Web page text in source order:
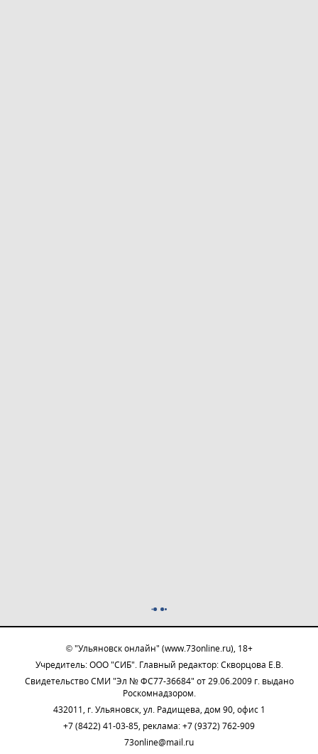
© "Ульяновск онлайн" (www.73online.ru), 18+
Учредитель: ООО "СИБ". Главный редактор: Скворцова Е.В.
Свидетельство СМИ "Эл № ФС77-36684" от 29.06.2009 г. выдано
Роскомнадзором.
432011, г. Ульяновск, ул. Радищева, дом 90, офис 1
+7 (8422) 41-03-85, реклама: +7 (9372) 762-909
73online@mail.ru